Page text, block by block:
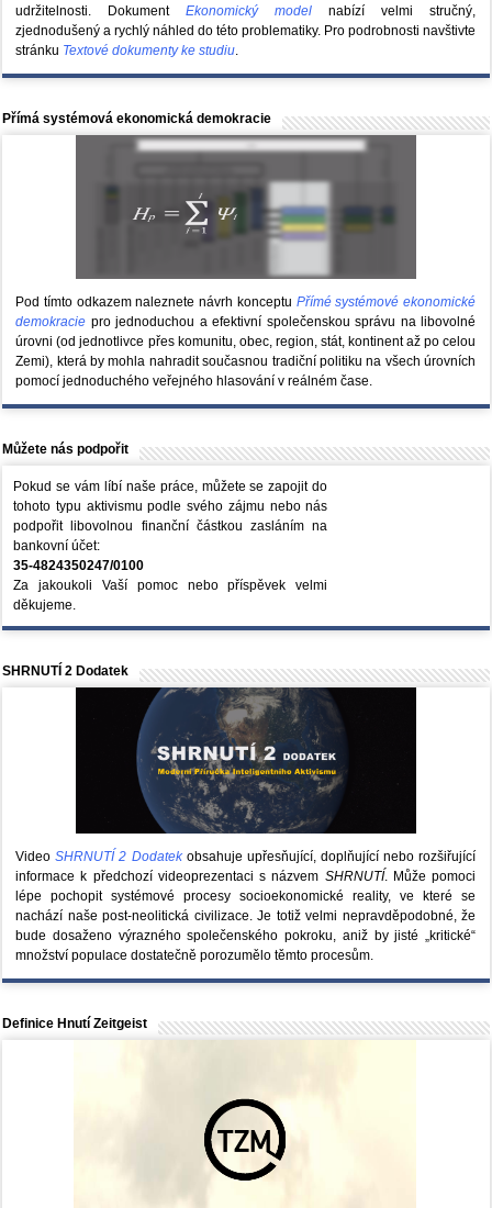
udržitelnosti. DokumentEkonomický model nabízí velmi stručný,
zjednodušený a rychlý náhled do této problematiky. Pro podrobnosti navštivte
stránku Textové dokumenty ke studiu.
Přímá systémová ekonomická demokracie
Pod tímto odkazem naleznete návrh konceptu Přímé systémové ekonomické
demokracie pro jednoduchou a efektivní společenskou správu na libovolné
úrovni (od jednotlivce přes komunitu, obec, region, stát, kontinent až po celou
Zemi), která by mohla nahradit současnou tradiční politiku na všech úrovních
pomocí jednoduchého veřejného hlasování v reálném čase.
Můžete nás podpořit
Pokud se vám líbí naše práce, můžete se zapojit do
tohoto typu aktivismu podle svého zájmu nebo nás
podpořit libovolnou finanční částkou zasláním na
bankovní účet:
35-4824350247/0100
Za jakoukoli Vaší pomoc nebo příspěvek velmi
děkujeme.
SHRNUTÍ 2 Dodatek
VideoSHRNUTÍ 2 Dodatekobsahuje upřesňující, doplňující nebo rozšiřující
informace k předchozí videoprezentaci s názvem SHRNUTÍ. Může pomoci
lépe pochopit systémové procesy socioekonomické reality, ve které se
nachází naše post-neolitická civilizace. Je totiž velmi nepravděpodobné, že
bude dosaženo výrazného společenského pokroku, aniž by jisté „kritické“
množství populace dostatečně porozumělo těmto procesům.
Definice Hnutí Zeitgeist